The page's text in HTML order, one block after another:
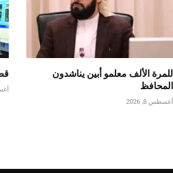
للمرة الألف معلمو أبين يناشدون
المحافظ
أغسطس 8, 2026